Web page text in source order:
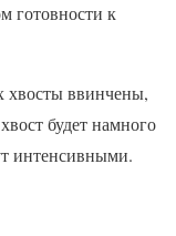
готовности к
хвосты ввинчены,
будет намного
интенсивными.